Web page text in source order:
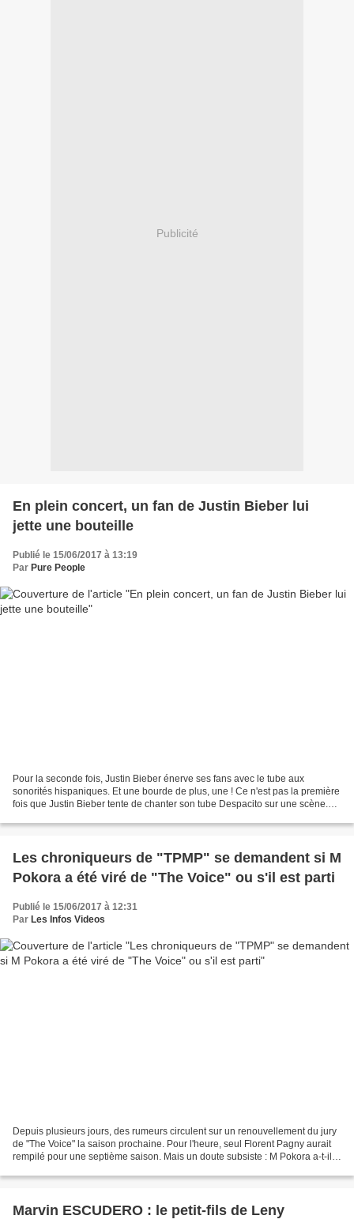
Publicité
En plein concert, un fan de Justin Bieber lui
jette une bouteille
Publié le 15/06/2017 à 13:19
Par Pure People
Pour la seconde fois, Justin Bieber énerve ses fans avec le tube aux
sonorités hispaniques. Et une bourde de plus, une ! Ce n'est pas la première
fois que Justin Bieber tente de chanter son tube Despacito sur une scène.
Les chroniqueurs de "TPMP" se demandent si M
Pokora a été viré de "The Voice" ou s'il est parti
Publié le 15/06/2017 à 12:31
Par Les Infos Videos
Depuis plusieurs jours, des rumeurs circulent sur un renouvellement du jury
de "The Voice" la saison prochaine. Pour l'heure, seul Florent Pagny aurait
rempilé pour une septième saison. Mais un doute subsiste : M Pokora a-t-il
Marvin ESCUDERO : le petit-fils de Leny